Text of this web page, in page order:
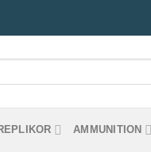
AMMUNITION